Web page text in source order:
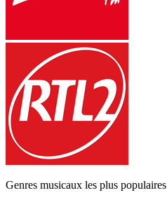
Genres musicaux les plus populaires